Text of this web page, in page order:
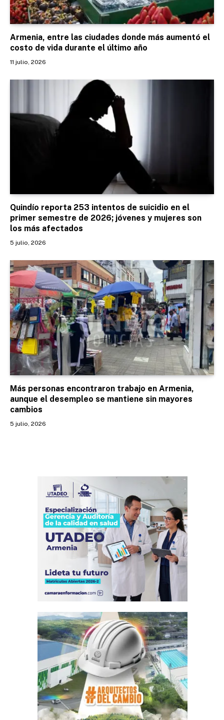
Armenia, entre las ciudades donde más aumentó el
costo de vida durante el último año
11 julio, 2026
Quindío reporta 253 intentos de suicidio en el
primer semestre de 2026; jóvenes y mujeres son
los más afectados
5 julio, 2026
Más personas encontraron trabajo en Armenia,
aunque el desempleo se mantiene sin mayores
cambios
5 julio, 2026